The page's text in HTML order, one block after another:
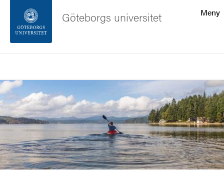
Sidfoten
Om webbplatsen
Meny
Göteborgs universitet
Bild